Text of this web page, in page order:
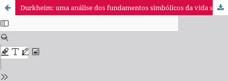
Durkheim: uma análise dos fundamentos simbólicos da vida social e dos fundamentos sociais do simbolismo